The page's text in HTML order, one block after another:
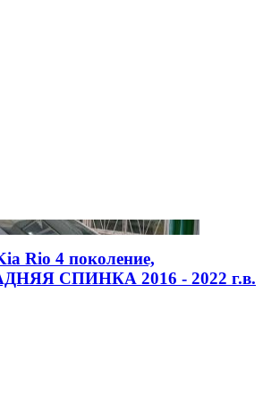
Rio 4 поколение,
СПИНКА 2016 - 2022 г.в.